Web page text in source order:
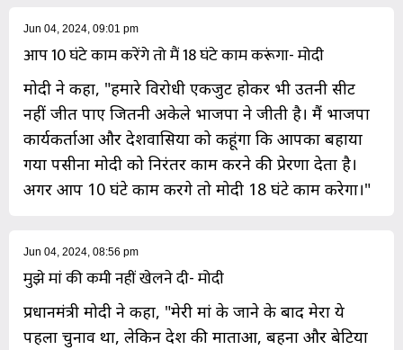
Jun 04, 2024, 09:01 pm
आप 10 घंटे काम करेंगे तो मैं 18 घंटे काम करूंगा- मोदी
मोदी ने कहा, "हमारे विरोधी एकजुट होकर भी उतनी सीट
नहीं जीत पाए जितनी अकेले भाजपा ने जीती है। मैं भाजपा
कार्यकर्ताओं और देशवासियों को कहूंगा कि आपका बहाया
गया पसीना मोदी को निरंतर काम करने की प्रेरणा देता है।
अगर आप 10 घंटे काम करेंगे तो मोदी 18 घंटे काम करेगा।"
Jun 04, 2024, 08:56 pm
मुझे मां की कमी नहीं खेलने दी- मोदी
प्रधानमंत्री मोदी ने कहा, "मेरी मां के जाने के बाद मेरा ये
पहला चुनाव था, लेकिन देश की माताओं, बहनों और बेटियों